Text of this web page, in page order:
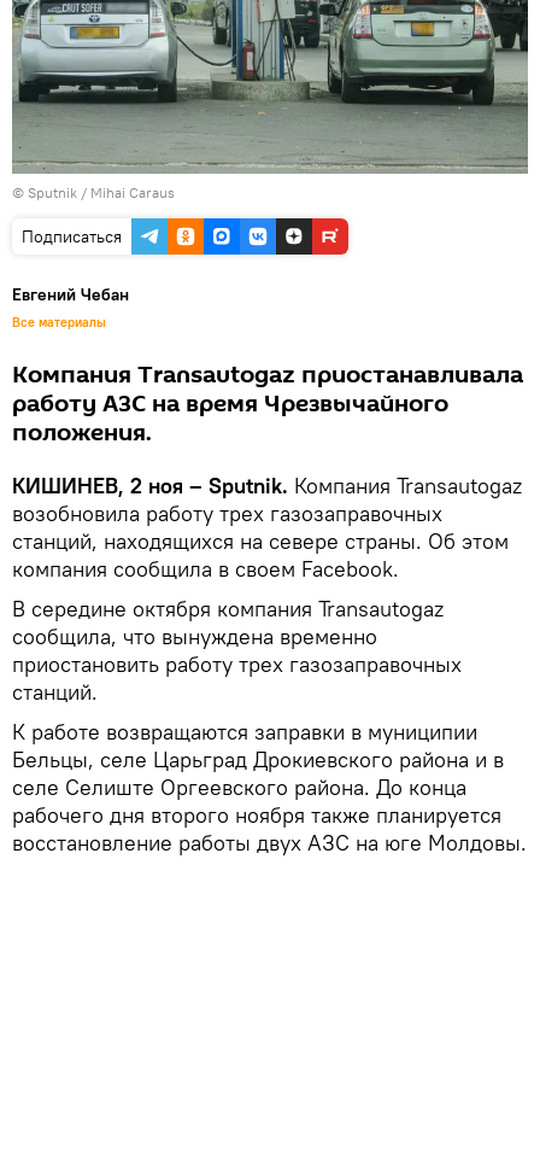
© Sputnik / Mihai Caraus
Подписаться
Евгений Чебан
Все материалы
Компания Transautogaz приостанавливала
работу АЗС на время Чрезвычайного
положения.
КИШИНЕВ, 2 ноя – Sputnik. Компания Transautogaz
возобновила работу трех газозаправочных
станций, находящихся на севере страны. Об этом
компания сообщила в своем Facebook.
В середине октября компания Transautogaz
сообщила, что вынуждена временно
приостановить работу трех газозаправочных
станций.
К работе возвращаются заправки в муниципии
Бельцы, селе Царьград Дрокиевского района и в
селе Селиште Оргеевского района. До конца
рабочего дня второго ноября также планируется
восстановление работы двух АЗС на юге Молдовы.